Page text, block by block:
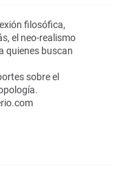
filosófica,
el neo-realismo
quienes buscan
sobre el